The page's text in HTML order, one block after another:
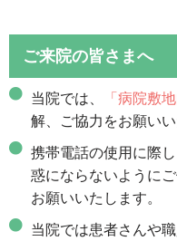
ご来院の皆さまへ
当院では、 「病院敷
解、ご協力をお願いい
携帯電話の使用に際
惑にならないように
お願いいたします。
当院では患者さんや